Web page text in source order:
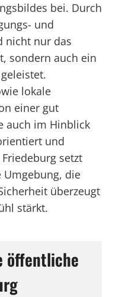
bei. Durch
und
nicht nur das
sondern auch ein
lokale
einer gut
auch im Hinblick
und
setzt
die
überzeugt
stärkt.
öffentliche